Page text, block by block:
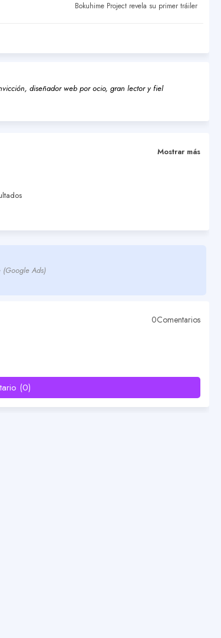
Bokuhime Project revela su primer tráiler
diseñador web por ocio, gran lector y fiel
Mostrar más
(Google Ads)
0Comentarios
(0)